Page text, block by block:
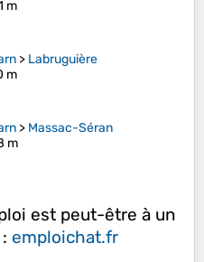
m
> Labruguière
m
> Massac-Séran
m
est peut-être à un
emploichat.fr